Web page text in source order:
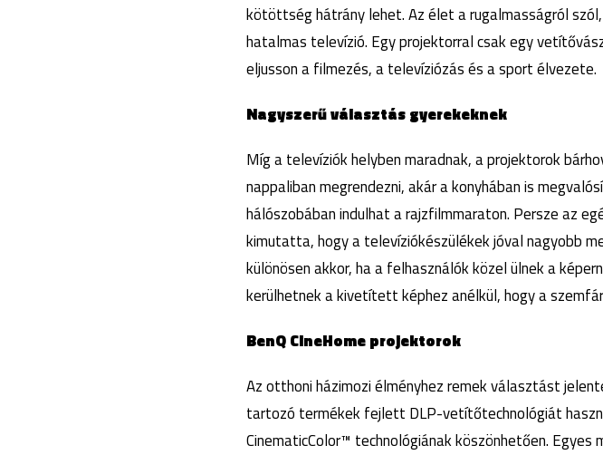
kötöttség hátrány lehet. Az élet a rugalmasságról
hatalmas televízió. Egy projektorral csak egy
eljusson a filmezés, a televíziózás és a sport élvezete.
Nagyszerű választás gyerekeknek
Míg a televíziók helyben maradnak, a projektorok
nappaliban megrendezni, akár a konyhában is
hálószobában indulhat a rajzfilmmaraton. Persze az
kimutatta, hogy a televíziókészülékek jóval nagyobb
különösen akkor, ha a felhasználók közel ülnek a
kerülhetnek a kivetített képhez anélkül, hogy a
BenQ CineHome projektorok
Az otthoni házimozi élményhez remek választást
tartozó termékek fejlett DLP-vetítőtechnológiát
CinematicColor™ technológiának köszönhetően.